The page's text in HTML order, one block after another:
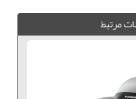
مرتبط